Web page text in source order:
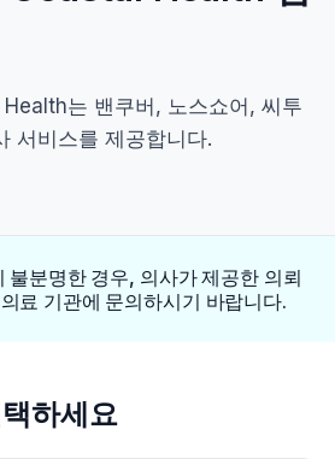
는 밴쿠버, 노스쇼어, 씨투
서비스를 제공합니다.
불분명한 경우, 의사가 제공한 의뢰
료 기관에 문의하시기 바랍니다.
하세요